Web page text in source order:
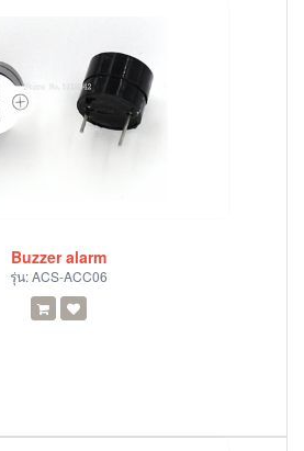
Buzzer alarm
รุ่น:ACS-ACC06